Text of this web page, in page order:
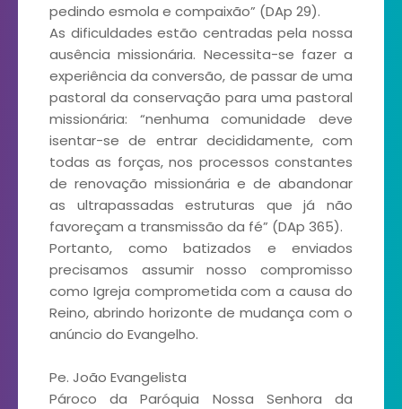
pedindo esmola e compaixão” (DAp 29).
As dificuldades estão centradas pela nossa
ausência missionária. Necessita-se fazer a
experiência da conversão, de passar de uma
pastoral da conservação para uma pastoral
missionária: “nenhuma comunidade deve
isentar-se de entrar decididamente, com
todas as forças, nos processos constantes
de renovação missionária e de abandonar
as ultrapassadas estruturas que já não
favoreçam a transmissão da fé” (DAp 365).
Portanto, como batizados e enviados
precisamos assumir nosso compromisso
como Igreja comprometida com a causa do
Reino, abrindo horizonte de mudança com o
anúncio do Evangelho.
Pe. João Evangelista
Pároco da Paróquia Nossa Senhora da